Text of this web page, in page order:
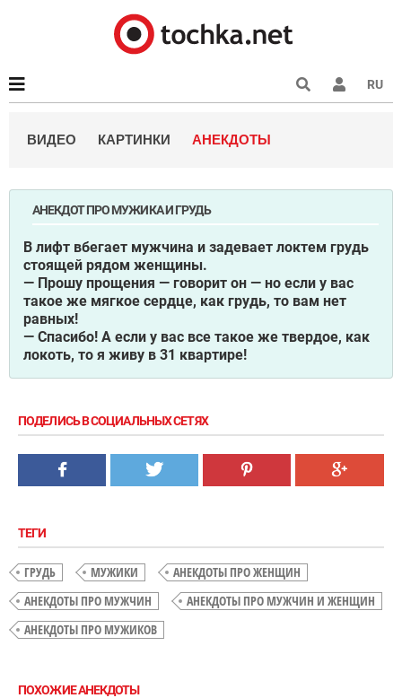
RU
ВИДЕО КАРТИНКИ АНЕКДОТЫ
АНЕКДОТ ПРО МУЖИКА И ГРУДЬ
В лифт вбегает мужчина и задевает локтем грудь
стоящей рядом женщины.
— Прошу прощения — говорит он — но если у вас
такое же мягкое сердце, как грудь, то вам нет
равных!
— Спасибо! А если у вас все такое же твердое, как
локоть, то я живу в 31 квартире!
ПОДЕЛИСЬ В СОЦИАЛЬНЫХ СЕТЯХ
ТЕГИ
ГРУДЬ МУЖИКИ
АНЕКДОТЫ ПРО ЖЕНЩИН
АНЕКДОТЫ ПРО МУЖЧИН
АНЕКДОТЫ ПРО МУЖЧИН И ЖЕНЩИН
АНЕКДОТЫ ПРО МУЖИКОВ
ПОХОЖИЕ АНЕКДОТЫ